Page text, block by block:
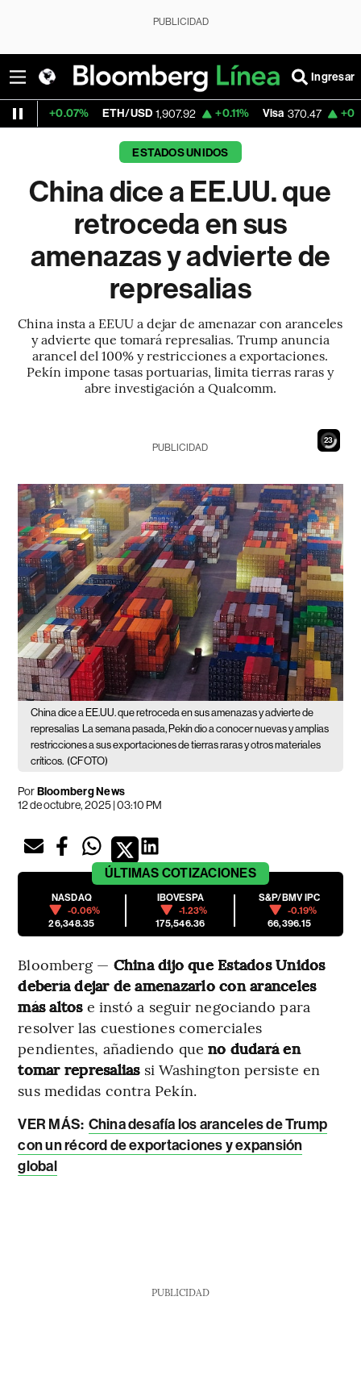
PUBLICIDAD
Ingresar
ETH/USD 1,907.92 +0.11% Visa 370.47 +0.52%
ESTADOS UNIDOS
China dice a EE.UU. que
retroceda en sus
amenazas y advierte de
represalias
China insta a EEUU a dejar de amenazar con aranceles
y advierte que tomará represalias. Trump anuncia
arancel del 100% y restricciones a exportaciones.
Pekín impone tasas portuarias, limita tierras raras y
abre investigación a Qualcomm.
21
PUBLICIDAD
China dice a EE.UU. que retroceda en sus amenazas y advierte de
represalias
La semana pasada, Pekín dio a conocer nuevas y amplias
restricciones a sus exportaciones de tierras raras y otros materiales
críticos. (CFOTO)
PorBloomberg News
12 de octubre, 2025 | 03:10 PM
ÚLTIMAS COTIZACIONES
NASDAQ
-0.06%
26,348.35
IBOVESPA
-1.23%
175,546.36
S&P/BMV IPC
-0.19%
66,396.15
Bloomberg — China dijo que Estados Unidos
debería dejar de amenazarlo con aranceles
más altose instó a seguir negociando para
resolver las cuestiones comerciales
pendientes, añadiendo que no dudará en
tomar represaliassi Washington persiste en
sus medidas contra Pekín.
VER MÁS: China desafía los aranceles de Trump
con un récord de exportaciones y expansión
global
PUBLICIDAD